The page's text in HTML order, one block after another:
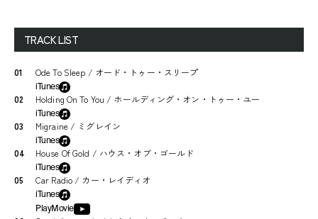
TRACK LIST
01 Ode To Sleep / オード・トゥー・スリープ
iTunes
02 Holding On To You / ホールディング・オン・トゥー・ユー
iTunes
03 Migraine / ミグレイン
iTunes
04 House Of Gold / ハウス・オブ・ゴールド
iTunes
05 Car Radio / カー・レイディオ
iTunes
PlayMovie